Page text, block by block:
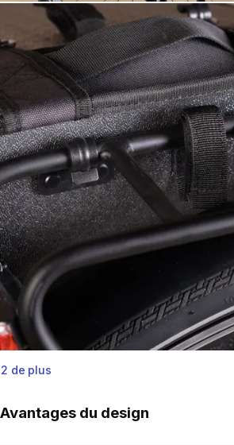
2 de plus
Avantages du design